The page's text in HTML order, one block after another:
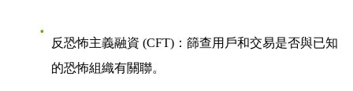
反恐怖主義融資 (CFT) ：篩查用戶和交易是否與已知
的恐怖組織有關聯。